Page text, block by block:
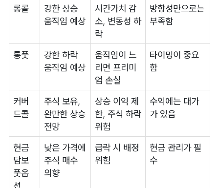
롱콜
강한 상승
움직임 예상
시간가치 감
소, 변동성 하
락
방향성만으로는
부족함
롱풋
강한 하락
움직임 예상
움직임이 느
리면 프리미
엄 손실
타이밍이 중요
함
커버
드콜
주식 보유,
완만한 상승
전망
상승 이익 제
한, 주식 하락
위험
수익에는 대가
가 있음
현금
담보
풋옵
션
낮은 가격에
주식 매수
의향
급락 시 배정
위험
현금 관리가 필
수